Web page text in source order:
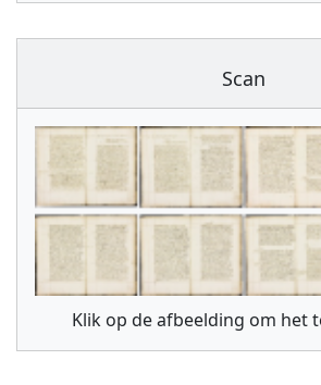
Scan
Klik op de afbeelding om het